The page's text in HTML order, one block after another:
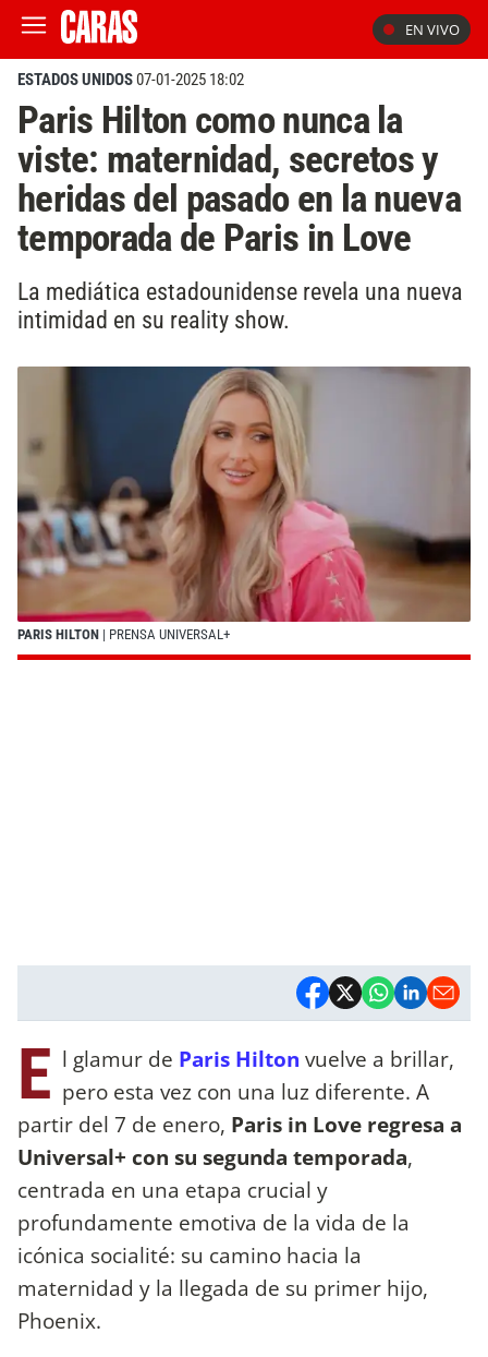
EN VIVO
ESTADOS UNIDOS07-01-2025 18:02
Paris Hilton como nunca la
viste: maternidad, secretos y
heridas del pasado en la nueva
temporada de Paris in Love
La mediática estadounidense revela una nueva
intimidad en su reality show.
PARIS HILTON | PRENSA UNIVERSAL+
E l glamur de Paris Hilton vuelve a brillar,
pero esta vez con una luz diferente. A
partir del 7 de enero, Paris in Love regresa a
Universal+ con su segunda temporada,
centrada en una etapa crucial y
profundamente emotiva de la vida de la
icónica socialité: su camino hacia la
maternidad y la llegada de su primer hijo,
Phoenix.